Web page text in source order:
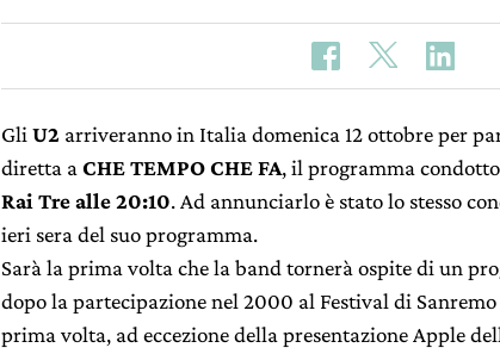
Gli U2 arriveranno in Italia domenica 12 ottobre per
diretta a CHE TEMPO CHE FA, il programma
Rai Tre alle 20:10. Ad annunciarlo è stato lo stesso
ieri sera del suo programma.
Sarà la prima volta che la band tornerà ospite di un
dopo la partecipazione nel 2000 al Festival di Sanremo
prima volta, ad eccezione della presentazione Apple